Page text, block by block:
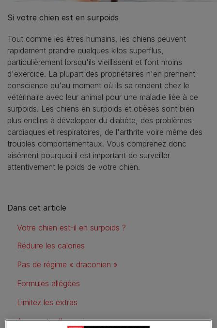
Si votre chien est en surpoids
Tout comme les êtres humains, les chiens peuvent
rapidement prendre quelques kilos superflus,
particulièrement lorsqu'ils vieillissent et font moins
d'exercice. La plupart des propriétaires n'en prennent
conscience qu'au moment où ils se rendent chez le
vétérinaire avec leur animal pour une maladie liée à ce
surpoids. Les chiens en surpoids et obèses sont bien
plus enclins à développer du diabète, des problèmes
cardiaques et respiratoires, de l'arthrite voire même des
troubles comportementaux. Vous comprenez donc
aisément pourquoi il est important de surveiller
attentivement le poids de votre chien.
Dans cet article
Votre chien est-il en surpoids ?
Réduire les calories
Pas de régime « draconien »
Formules allégées
Limitez les extras
Augmentez l'exercice